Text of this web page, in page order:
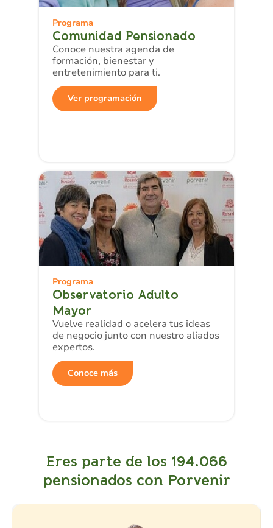
Programa
Comunidad Pensionado
Conoce nuestra agenda de
formación, bienestar y
entretenimiento para ti.
Ver programación
Programa
Observatorio Adulto
Mayor
Vuelve realidad o acelera tus ideas
de negocio junto con nuestro aliados
expertos.
Conoce más
Eres parte de los 194.066
pensionados con Porvenir